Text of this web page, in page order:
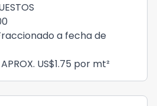
a fecha de
US$1.75 por mt²